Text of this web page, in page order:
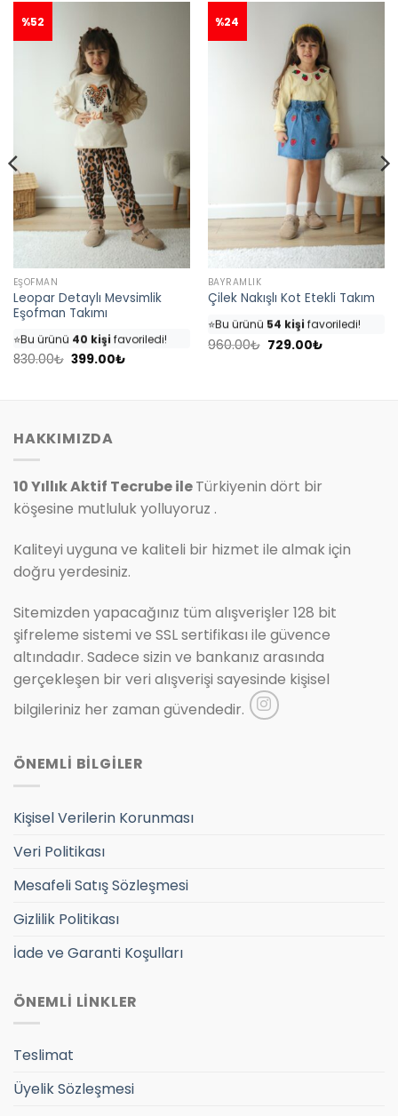
%52
EŞOFMAN
Leopar Detaylı Mevsimlik
Eşofman Takımı
👀Şu an35 kişiinceliyor!
⭐️Bu ürünü 40 kişi favoriledi!
🛒18 kişisepetine ekledi!
830.00₺ Orijinal
399.00₺Şu
%24
BAYRAMLIK
Çilek Nakışlı Kot Etekli Takım
👀Şu an46 kişiinceliyor!
⭐️Bu ürünü 54 kişi favoriledi!
🛒25 kişisepetine ekledi!
960.00₺ Orijinal
729.00₺Şu
HAKKIMIZDA
10 Yıllık Aktif Tecrube ileTürkiyenin dört bir
köşesine mutluluk yolluyoruz .
Kaliteyi uyguna ve kaliteli bir hizmet ile almak için
doğru yerdesiniz.
Sitemizden yapacağınız tüm alışverişler 128 bit
şifreleme sistemi ve SSL sertifikası ile güvence
altındadır. Sadece sizin ve bankanız arasında
gerçekleşen bir veri alışverişi sayesinde kişisel
bilgileriniz her zaman güvendedir.
ÖNEMLİ BİLGİLER
Kişisel Verilerin Korunması
Veri Politikası
Mesafeli Satış Sözleşmesi
Gizlilik Politikası
İade ve Garanti Koşulları
ÖNEMLİ LİNKLER
Teslimat
Üyelik Sözleşmesi